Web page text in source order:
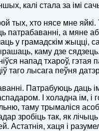
калі стала за імі
тых, хто нясе мне
патрабаванні, а
у грамадскім жыцці,
каму дзе
напад тхароў,
таго лысага пеўня
Патрабуюць даць
І холадна ім,
таму трымаліся
зробіць так, як
Астатнія, хаця і